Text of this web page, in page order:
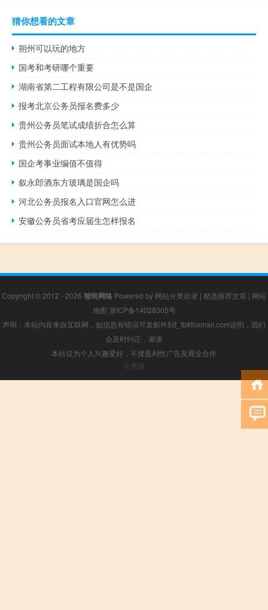
猜你想看的文章
朔州可以玩的地方
国考和考研哪个重要
湖南省第二工程有限公司是不是国企
报考北京公务员报名费多少
贵州公务员笔试成绩折合怎么算
贵州公务员面试本地人有优势吗
国企考事业编值不值得
叙永郎酒东方玻璃是国企吗
河北公务员报名入口官网怎么进
安徽公务员省考应届生怎样报名
Copyright © 2012 - 2026 智尚网络 Powered by 网站分类目录 | 精选推荐文章 | 网站
地图 浙ICP备14028305号
声明：本站内容来自互联网，如信息有错误可发邮件到f_fb#foxmail.com说明，我们
会及时纠正，谢谢
本站仅为个人兴趣爱好，不接盈利性广告及商业合作
小男孩